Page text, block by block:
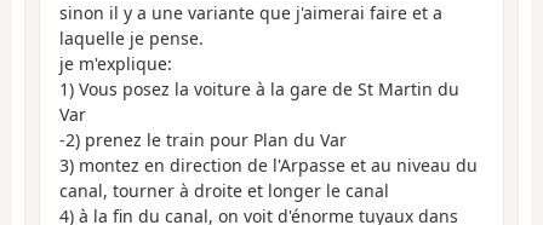
sinon il y a une variante que j'aimerai faire et a
laquelle je pense.
je m'explique:
1) Vous posez la voiture à la gare de St Martin du
Var
-2) prenez le train pour Plan du Var
3) montez en direction de l'Arpasse et au niveau du
canal, tourner à droite et longer le canal
4) à la fin du canal, on voit d'énorme tuyaux dans